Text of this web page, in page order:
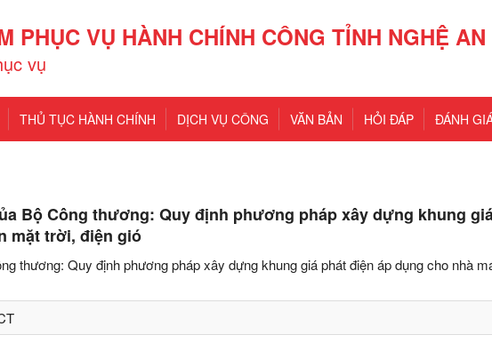
PHỤC VỤ HÀNH CHÍNH CÔNG TỈNH NGHỆ AN
vụ
THỦ TỤC HÀNH CHÍNH DỊCH VỤ CÔNG VĂN BẢN HỎI ĐÁP ĐÁNH
Bộ Công thương: Quy định phương pháp xây dựng khung
mặt trời, điện gió
thương: Quy định phương pháp xây dựng khung giá phát điện áp dụng cho nhà